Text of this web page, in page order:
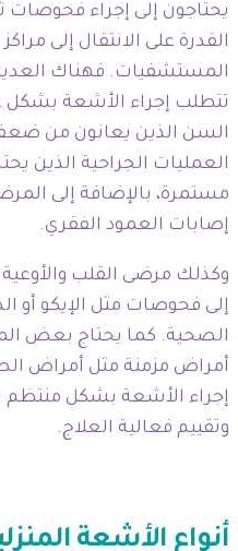
يحتاجون إلى إجراء
القدرة على الانتقال إلى
المستشفيات. فهناك
تتطلب إجراء الأشعة بشكل
السن الذين يعانون من
العمليات الجراحية الذين
مستمرة، بالإضافة إلى
إصابات العمود الفقري.
وكذلك مرضى القلب والأوعية
إلى فحوصات مثل الإيكو أو
الصحية. كما يحتاج بعض
أمراض مزمنة مثل أمراض
إجراء الأشعة بشكل منتظم
وتقييم فعالية العلاج.
أنواع الأشعة